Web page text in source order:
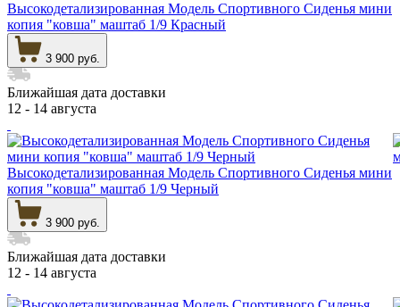
Высокодетализированная Модель Спортивного Сиденья мини
копия "ковша" маштаб 1/9 Красный
3 900 руб.
Ближайшая дата доставки
12 - 14 августа
Высокодетализированная Модель Спортивного Сиденья мини
копия "ковша" маштаб 1/9 Черный
3 900 руб.
Ближайшая дата доставки
12 - 14 августа